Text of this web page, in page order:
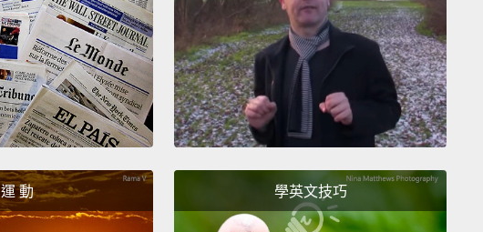
Oh.
噢。
Hello?
喂？
Stephen...
史蒂芬...
運 動 學英文技巧